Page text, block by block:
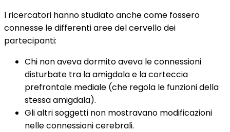
I ricercatori hanno studiato anche come fossero
connesse le differenti aree del cervello dei
partecipanti:
Chi non aveva dormito aveva le connessioni
disturbate tra la amigdala e la corteccia
prefrontale mediale (che regola le funzioni della
stessa amigdala).
Gli altri soggetti non mostravano modificazioni
nelle connessioni cerebrali.